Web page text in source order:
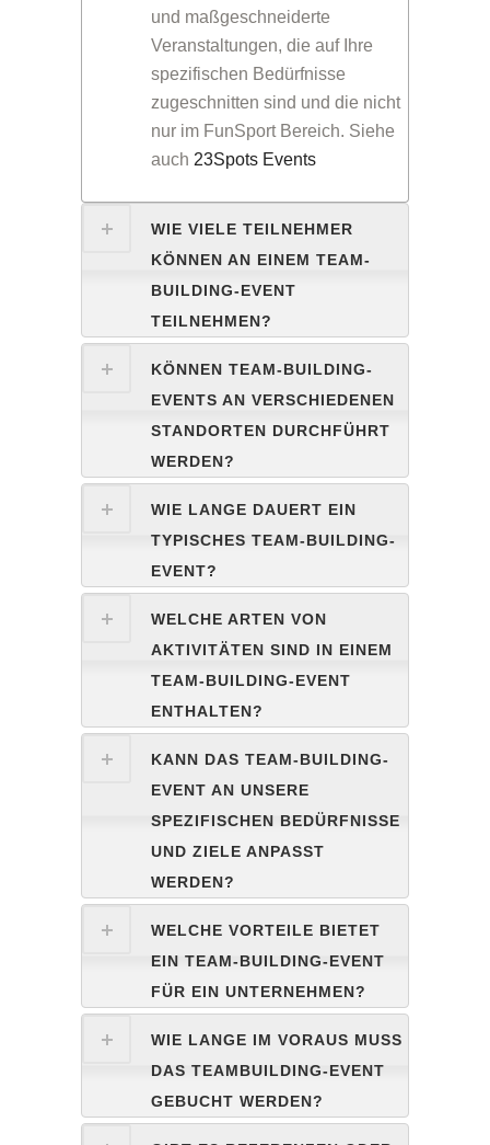
und maßgeschneiderte
Veranstaltungen, die auf Ihre
spezifischen Bedürfnisse
zugeschnitten sind und die nicht
nur im FunSport Bereich. Siehe
auch 23Spots Events
WIE VIELE TEILNEHMER
KÖNNEN AN EINEM TEAM-
BUILDING-EVENT
TEILNEHMEN?
KÖNNEN TEAM-BUILDING-
EVENTS AN VERSCHIEDENEN
STANDORTEN DURCHFÜHRT
WERDEN?
WIE LANGE DAUERT EIN
TYPISCHES TEAM-BUILDING-
EVENT?
WELCHE ARTEN VON
AKTIVITÄTEN SIND IN EINEM
TEAM-BUILDING-EVENT
ENTHALTEN?
KANN DAS TEAM-BUILDING-
EVENT AN UNSERE
SPEZIFISCHEN BEDÜRFNISSE
UND ZIELE ANPASST
WERDEN?
WELCHE VORTEILE BIETET
EIN TEAM-BUILDING-EVENT
FÜR EIN UNTERNEHMEN?
WIE LANGE IM VORAUS MUSS
DAS TEAMBUILDING-EVENT
GEBUCHT WERDEN?